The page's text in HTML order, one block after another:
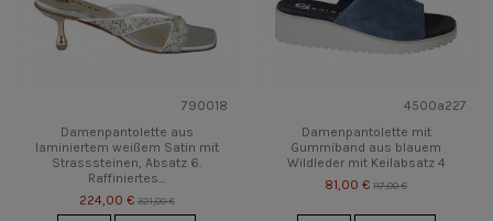
790018
Damenpantolette aus
laminiertem weißem Satin mit
Strasssteinen, Absatz 6.
Raffiniertes...
224,00 € 321,00 €
4500a227
Damenpantolette mit
Gummiband aus blauem
Wildleder mit Keilabsatz 4
81,00 € 117,00 €